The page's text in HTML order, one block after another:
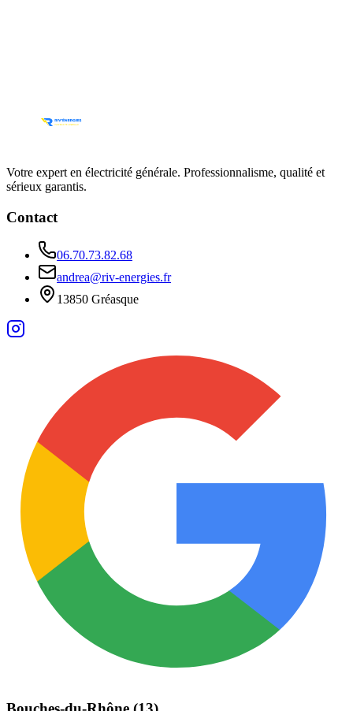
Votre expert en électricité générale. Professionnalisme, qualité et
sérieux garantis.
Contact
06.70.73.82.68
andrea@riv-energies.fr
13850 Gréasque